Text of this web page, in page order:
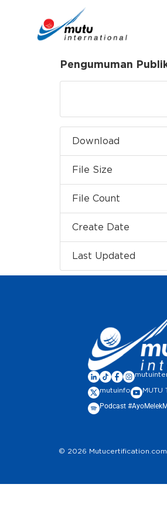
Pengumuman
Download
File Size
File Count
Create Date
Last Updated
mutuinfo MUTU
Podcast
© 2026